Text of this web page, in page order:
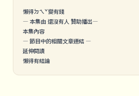
懶得ㄉㄟˇ變有錢
— 本集由 還沒有人 贊助播出—
本集內容
— 節目中的相關文章連結 —
延伸閱讀
懶得有結論